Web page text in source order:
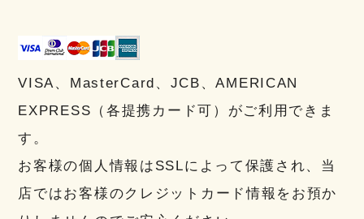
VISA、MasterCard、JCB、AMERICAN
EXPRESS（各提携カード可）がご利用できま
す。
お客様の個人情報はSSLによって保護され、当
店ではお客様のクレジットカード情報をお預か